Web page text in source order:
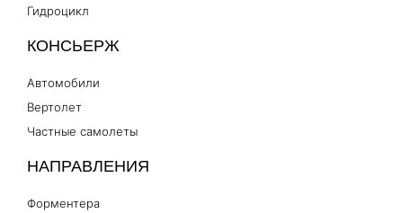
Гидроцикл
КОНСЬЕРЖ
Автомобили
Вертолет
Частные самолеты
НАПРАВЛЕНИЯ
Форментера